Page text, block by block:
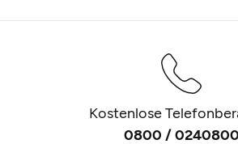
Kostenlose
0800 / 0240800